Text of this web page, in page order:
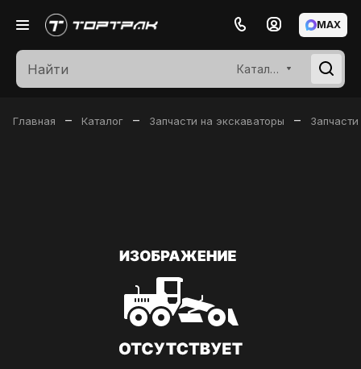
Каталог
MAX
Главная – Каталог – Запчасти на экскаваторы –